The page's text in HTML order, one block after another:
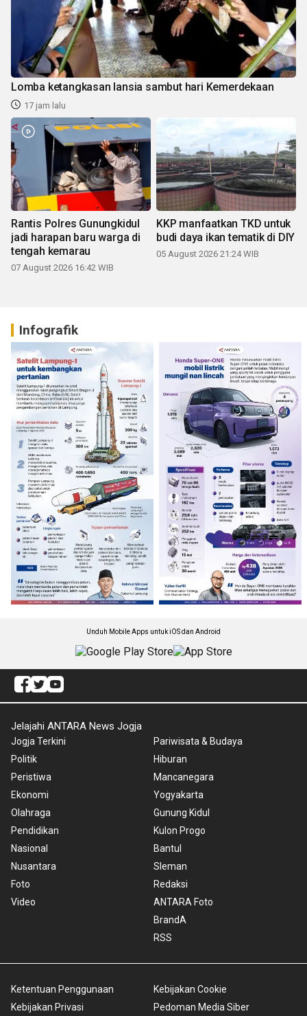
Lomba ketangkasan lansia sambut hari Kemerdekaan
17 jam lalu
Rantis Polres Gunungkidul
jadi harapan baru warga di
tengah kemarau
07 August 2026 16:42 WIB
KKP manfaatkan TKD untuk
budi daya ikan tematik di DIY
05 August 2026 21:24 WIB
Infografik
Unduh Mobile Apps untuk iOS dan Android
Jelajahi ANTARA News Jogja
Jogja Terkini
Politik
Peristiwa
Ekonomi
Olahraga
Pendidikan
Nasional
Nusantara
Foto
Video
Pariwisata & Budaya
Hiburan
Mancanegara
Yogyakarta
Gunung Kidul
Kulon Progo
Bantul
Sleman
Redaksi
ANTARA Foto
BrandA
RSS
Ketentuan Penggunaan
Kebijakan Privasi
Kebijakan Cookie
Pedoman Media Siber